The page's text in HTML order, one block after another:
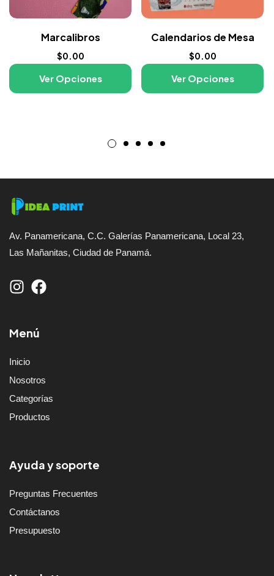
Marcalibros
$0.00
Ver Opciones
Calendarios de Mesa
$0.00
Ver Opciones
Av. Panamericana, C.C. Galerías Panamericana, Local 23,
Las Mañanitas, Ciudad de Panamá.
Menú
Inicio
Nosotros
Categorías
Productos
Ayuda y soporte
Preguntas Frecuentes
Contáctanos
Presupuesto